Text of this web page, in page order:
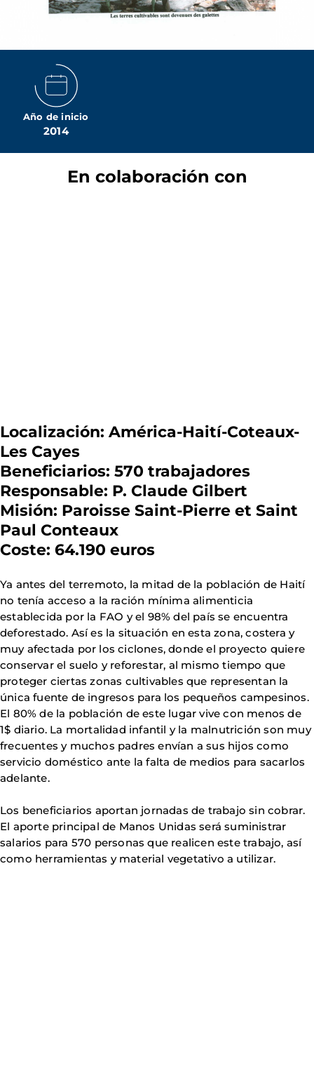
Año de inicio
2014
En colaboración con
Localización: América-Haití-Coteaux-
Les Cayes
Beneficiarios: 570 trabajadores
Responsable: P. Claude Gilbert
Misión: Paroisse Saint-Pierre et Saint
Paul Conteaux
Coste: 64.190 euros
Ya antes del terremoto, la mitad de la población de Haití
no tenía acceso a la ración mínima alimenticia
establecida por la FAO y el 98% del país se encuentra
deforestado. Así es la situación en esta zona, costera y
muy afectada por los ciclones, donde el proyecto quiere
conservar el suelo y reforestar, al mismo tiempo que
proteger ciertas zonas cultivables que representan la
única fuente de ingresos para los pequeños campesinos.
El 80% de la población de este lugar vive con menos de
1$ diario. La mortalidad infantil y la malnutrición son muy
frecuentes y muchos padres envían a sus hijos como
servicio doméstico ante la falta de medios para sacarlos
adelante.
Los beneficiarios aportan jornadas de trabajo sin cobrar.
El aporte principal de Manos Unidas será suministrar
salarios para 570 personas que realicen este trabajo, así
como herramientas y material vegetativo a utilizar.